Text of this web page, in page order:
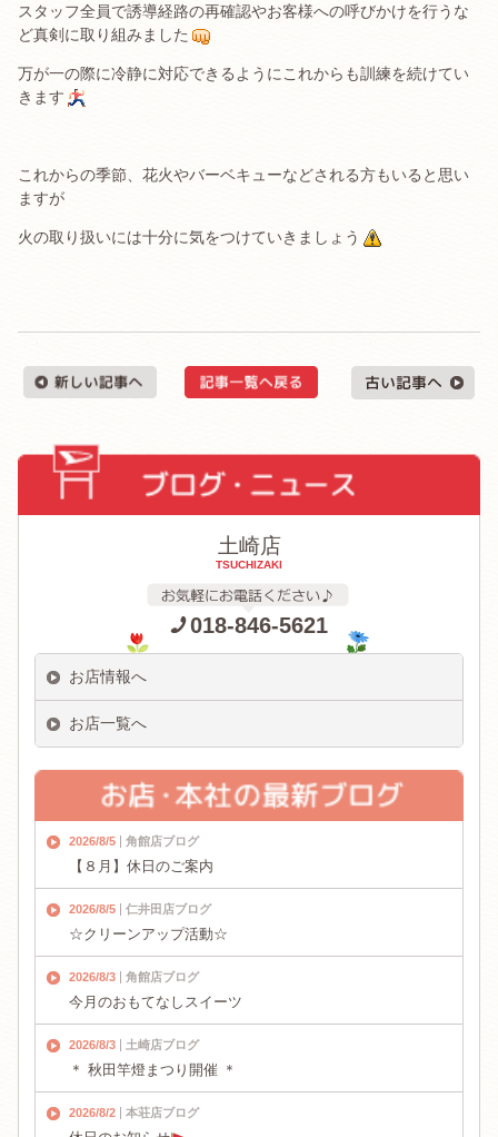
スタッフ全員で誘導経路の再確認やお客様への呼びかけを行うな
ど真剣に取り組みました
万が一の際に冷静に対応できるようにこれからも訓練を続けてい
きます
これからの季節、花火やバーベキューなどされる方もいると思い
ますが
火の取り扱いには十分に気をつけていきましょう
土崎店
TSUCHIZAKI
018-846-5621
お店情報へ
お店一覧へ
2026/8/5 角館店ブログ
【８月】休日のご案内
2026/8/5 仁井田店ブログ
☆クリーンアップ活動☆
2026/8/3 角館店ブログ
今月のおもてなしスイーツ
2026/8/3 土崎店ブログ
＊ 秋田竿燈まつり開催 ＊
2026/8/2 本荘店ブログ